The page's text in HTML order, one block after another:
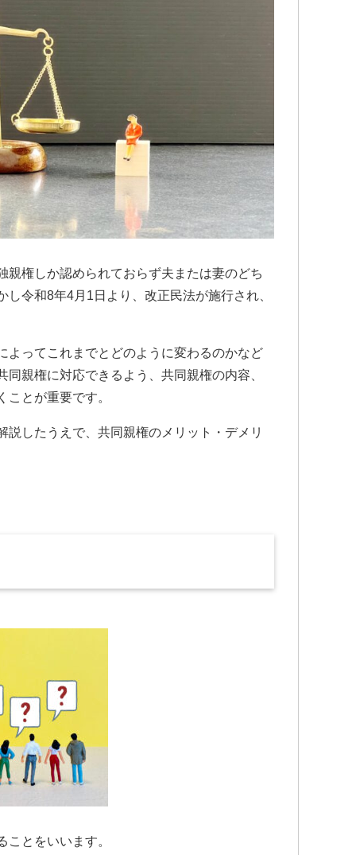
権しか認められておらず夫または妻のどち
令和8年4月1日より、改正民法が施行され、
よってこれまでとどのように変わるのかなど
親権に対応できるよう、共同親権の内容、
とが重要です。
したうえで、共同親権のメリット・デメリ
とをいいます。